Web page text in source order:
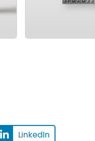
LinkedIn